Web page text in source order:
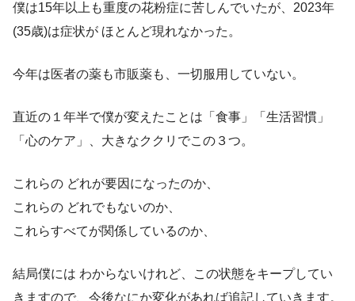
僕は15年以上も重度の花粉症に苦しんでいたが、2023年
(35歳)は症状が ほとんど現れなかった。
今年は医者の薬も市販薬も、一切服用していない。
直近の１年半で僕が変えたことは「食事」「生活習慣」
「心のケア」、大きなククリでこの３つ。
これらの どれが要因になったのか、
これらの どれでもないのか、
これらすべてが関係しているのか、
結局僕には わからないけれど、この状態をキープしてい
きますので、今後なにか変化があれば追記していきます。